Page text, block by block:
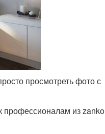
просмотреть фото с
профессионалам из zanko